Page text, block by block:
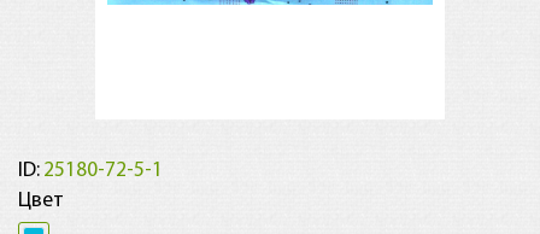
ID: 25180-72-5-1
Цвет